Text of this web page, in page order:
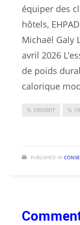
équiper des
hôtels,
Michaël Galy
avril 2026
de poids
calorique
CROSSFIT
PUBLISHED IN